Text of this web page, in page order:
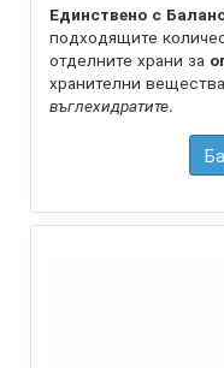
Единствено с
подходящите
отделните храни за
хранителни
въглехидратите.